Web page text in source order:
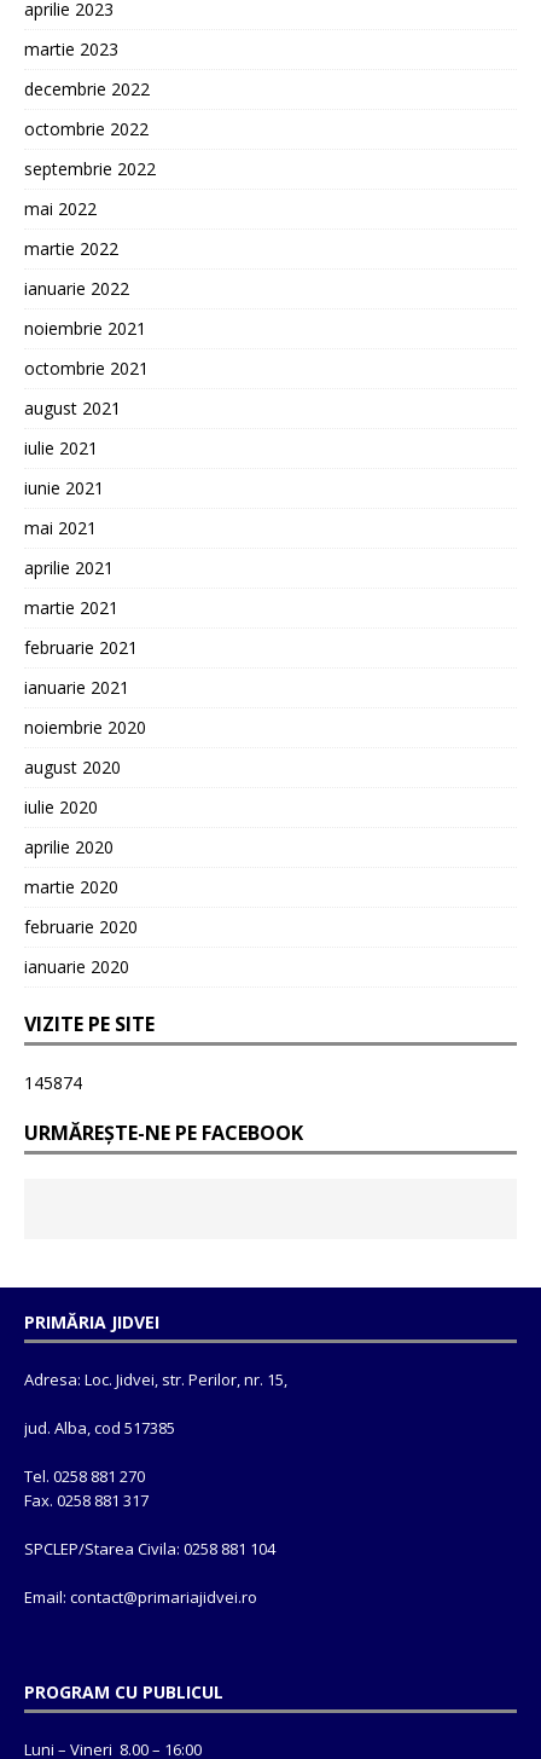
aprilie 2023
martie 2023
decembrie 2022
octombrie 2022
septembrie 2022
mai 2022
martie 2022
ianuarie 2022
noiembrie 2021
octombrie 2021
august 2021
iulie 2021
iunie 2021
mai 2021
aprilie 2021
martie 2021
februarie 2021
ianuarie 2021
noiembrie 2020
august 2020
iulie 2020
aprilie 2020
martie 2020
februarie 2020
ianuarie 2020
VIZITE PE SITE
145874
URMĂREȘTE-NE PE FACEBOOK
PRIMĂRIA JIDVEI
Adresa: Loc. Jidvei, str. Perilor, nr. 15,
jud. Alba, cod 517385
Tel. 0258 881 270
Fax. 0258 881 317
SPCLEP/Starea Civila: 0258 881 104
Email: contact@primariajidvei.ro
PROGRAM CU PUBLICUL
Luni – Vineri 8.00 – 16:00